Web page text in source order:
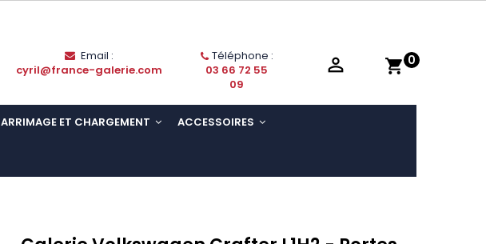
shopping_cart 0
Email :
cyril@france-galerie.com
Téléphone :
03 66 72 55
09

ARRIMAGE ET CHARGEMENT ACCESSOIRES